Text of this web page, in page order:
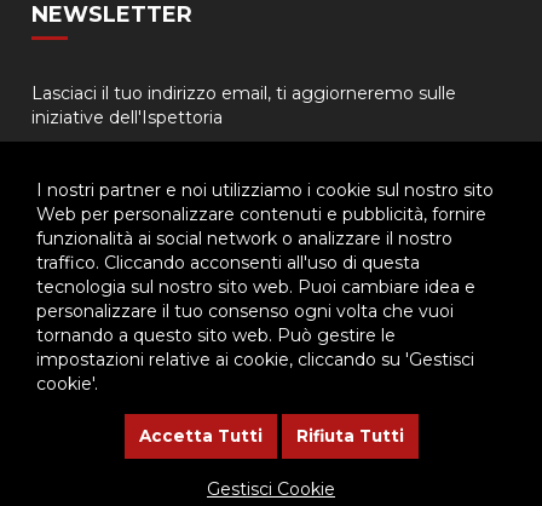
I nostri partner e noi utilizziamo i cookie sul nostro sito
Web per personalizzare contenuti e pubblicità, fornire
funzionalità ai social network o analizzare il nostro
traffico. Cliccando acconsenti all'uso di questa
tecnologia sul nostro sito web. Puoi cambiare idea e
personalizzare il tuo consenso ogni volta che vuoi
tornando a questo sito web. Può gestire le
impostazioni relative ai cookie, cliccando su 'Gestisci
cookie'.
Accetta Tutti Rifiuta Tutti
Gestisci Cookie
NEWSLETTER
Lasciaci il tuo indirizzo email, ti aggiorneremo sulle
iniziative dell'Ispettoria
© 2026 - Ispettoria Salesiana Meridionale - All rights reserved. | P.IVA
80057280630 |
Privacy & Cookie Policy - Gestisci Cookie
Questo plugin utilizza cookie per raccogliere dati e cookie di
terze parti per migliorare l'esperienza utente. Per visualizzare il
plugin è necessario dare il consenso.
Clicca qui per modificare le preferenze sulla Cookie Policy